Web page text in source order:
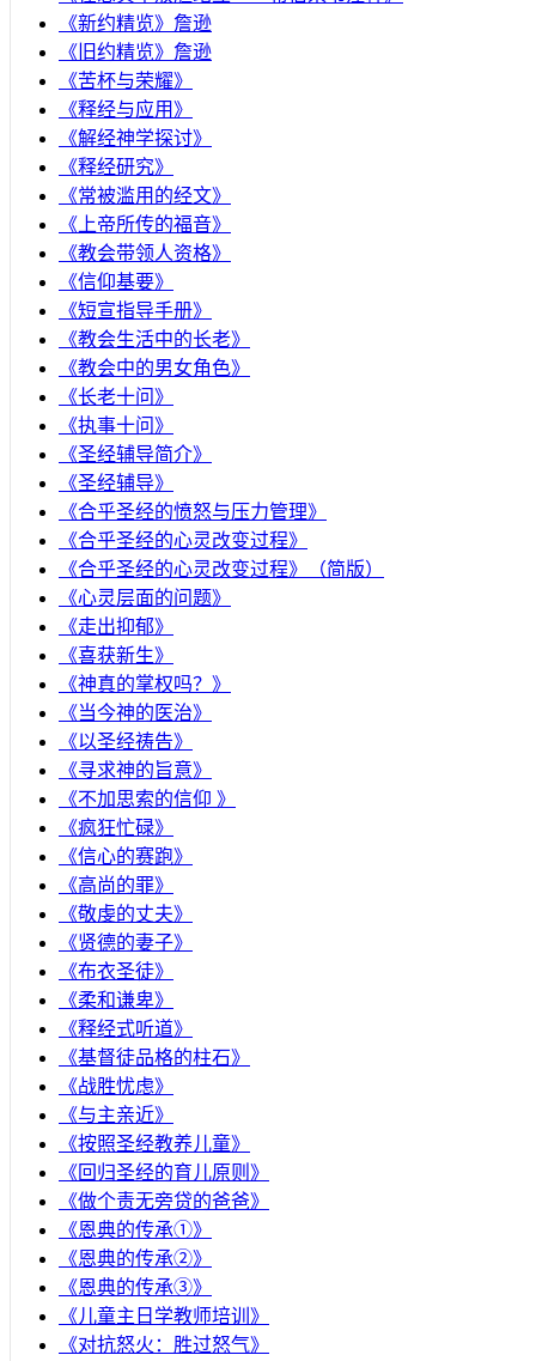
《新约精览》詹逊
《旧约精览》詹逊
《苦杯与荣耀》
《释经与应用》
《解经神学探讨》
《释经研究》
《常被滥用的经文》
《上帝所传的福音》
《教会带领人资格》
《信仰基要》
《短宣指导手册》
《教会生活中的长老》
《教会中的男女角色》
《长老十问》
《执事十问》
《圣经辅导简介》
《圣经辅导》
​《合乎圣经的愤怒与压力管理》
《合乎圣经的心灵改变过程》
《合乎圣经的心灵改变过程》（简版）
《心灵层面的问题》
《走出抑郁》
《喜获新生》
《神真的掌权吗？》
《当今神的医治》
《以圣经祷告》
《寻求神的旨意》
《不加思索的信仰 》
《疯狂忙碌》
《信心的赛跑》
《高尚的罪》
《敬虔的丈夫》
《贤德的妻子》
《布衣圣徒》
《柔和谦卑》
《释经式听道》
《基督徒品格的柱石》
《战胜忧虑》
《与主亲近》
《按照圣经教养儿童》
《回归圣经的育儿原则》
《做个责无旁贷的爸爸》
《恩典的传承①》
《恩典的传承②》
《恩典的传承③》
《儿童主日学教师培训》
《对抗怒火：胜过怒气》